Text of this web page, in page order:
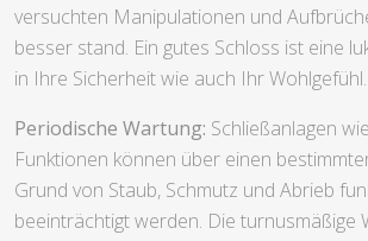
versuchten Manipulationen und
besser stand. Ein gutes Schloss ist eine
in Ihre Sicherheit wie auch Ihr Wohlgefühl.
Periodische Wartung: Schließanlagen
Funktionen können über einen
Grund von Staub, Schmutz und Abrieb
beeinträchtigt werden. Die turnusmäßige